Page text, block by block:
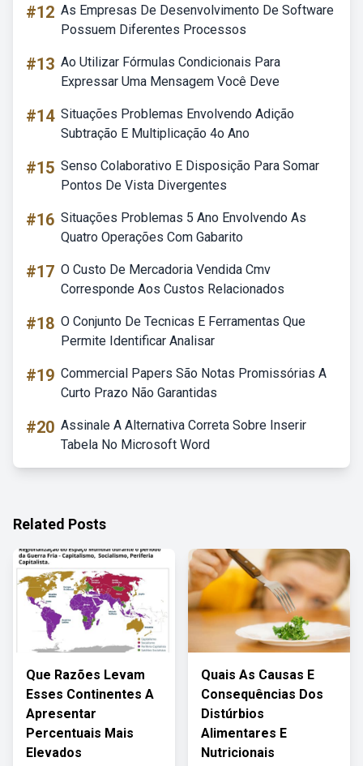
#12 As Empresas De Desenvolvimento De Software
Possuem Diferentes Processos
#13 Ao Utilizar Fórmulas Condicionais Para
Expressar Uma Mensagem Você Deve
#14 Situações Problemas Envolvendo Adição
Subtração E Multiplicação 4o Ano
#15 Senso Colaborativo E Disposição Para Somar
Pontos De Vista Divergentes
#16 Situações Problemas 5 Ano Envolvendo As
Quatro Operações Com Gabarito
#17 O Custo De Mercadoria Vendida Cmv
Corresponde Aos Custos Relacionados
#18 O Conjunto De Tecnicas E Ferramentas Que
Permite Identificar Analisar
#19 Commercial Papers São Notas Promissórias A
Curto Prazo Não Garantidas
#20 Assinale A Alternativa Correta Sobre Inserir
Tabela No Microsoft Word
Related Posts
Que Razões Levam
Esses Continentes A
Apresentar
Percentuais Mais
Elevados
Quais As Causas E
Consequências Dos
Distúrbios
Alimentares E
Nutricionais